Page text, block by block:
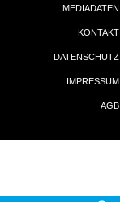
MEDIADATEN
KONTAKT
DATENSCHUTZ
IMPRESSUM
AGB